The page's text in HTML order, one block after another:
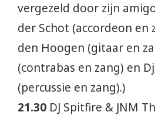
vergezeld door zijn
der Schot (accordeon en
den Hoogen (gitaar en
(contrabas en zang) en
(percussie en zang).)
21.30 DJ Spitfire & JNM